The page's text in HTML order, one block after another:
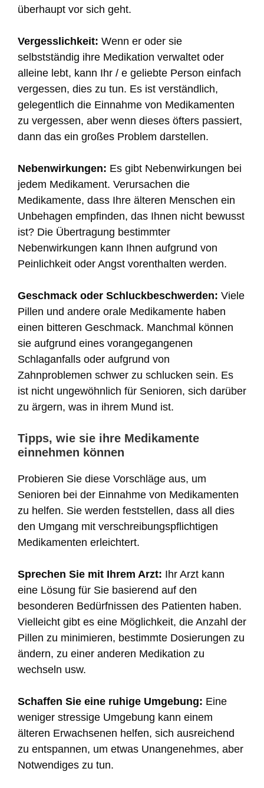
überhaupt vor sich geht.
Vergesslichkeit: Wenn er oder sie
selbstständig ihre Medikation verwaltet oder
alleine lebt, kann Ihr / e geliebte Person einfach
vergessen, dies zu tun. Es ist verständlich,
gelegentlich die Einnahme von Medikamenten
zu vergessen, aber wenn dieses öfters passiert,
dann das ein großes Problem darstellen.
Nebenwirkungen: Es gibt Nebenwirkungen bei
jedem Medikament. Verursachen die
Medikamente, dass Ihre älteren Menschen ein
Unbehagen empfinden, das Ihnen nicht bewusst
ist? Die Übertragung bestimmter
Nebenwirkungen kann Ihnen aufgrund von
Peinlichkeit oder Angst vorenthalten werden.
Geschmack oder Schluckbeschwerden: Viele
Pillen und andere orale Medikamente haben
einen bitteren Geschmack. Manchmal können
sie aufgrund eines vorangegangenen
Schlaganfalls oder aufgrund von
Zahnproblemen schwer zu schlucken sein. Es
ist nicht ungewöhnlich für Senioren, sich darüber
zu ärgern, was in ihrem Mund ist.
Tipps, wie sie ihre Medikamente
einnehmen können
Probieren Sie diese Vorschläge aus, um
Senioren bei der Einnahme von Medikamenten
zu helfen. Sie werden feststellen, dass all dies
den Umgang mit verschreibungspflichtigen
Medikamenten erleichtert.
Sprechen Sie mit Ihrem Arzt: Ihr Arzt kann
eine Lösung für Sie basierend auf den
besonderen Bedürfnissen des Patienten haben.
Vielleicht gibt es eine Möglichkeit, die Anzahl der
Pillen zu minimieren, bestimmte Dosierungen zu
ändern, zu einer anderen Medikation zu
wechseln usw.
Schaffen Sie eine ruhige Umgebung: Eine
weniger stressige Umgebung kann einem
älteren Erwachsenen helfen, sich ausreichend
zu entspannen, um etwas Unangenehmes, aber
Notwendiges zu tun.